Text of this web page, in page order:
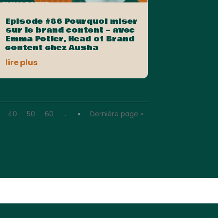
Episode #86 Pourquoi miser
sur le brand content – avec
Emma Potier, Head of Brand
content chez Ausha
lire plus
40 50 60 … » Dernière page »